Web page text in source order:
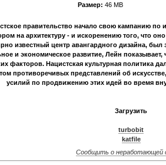
Размер: 46 MB
правительство начало свою кампанию
на архитектуру - и искоренению того, что
известный центр авангардного дизайна, был
и экономическое развитие, Лейн
факторов. Нацистская культурная политика
противоречивых представлений об
усилий по продвижению этих идей во время
Загрузить
turbobit
katfile
Сообщить о неработающей